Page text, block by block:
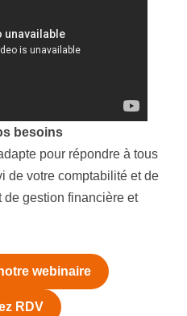
besoins
pour répondre à tous
de votre comptabilité et de
de gestion financière et
webinaire
RDV